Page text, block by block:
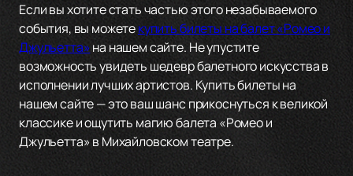
Если вы хотите стать частью этого незабываемого
события, вы можетекупить билеты на балет «Ромео и
Джульетта»на нашем сайте. Не упустите
возможность увидеть шедевр балетного искусства в
исполнении лучших артистов. Купить билеты на
нашем сайте — это ваш шанс прикоснуться к великой
классике и ощутить магию балета «Ромео и
Джульетта» в Михайловском театре.